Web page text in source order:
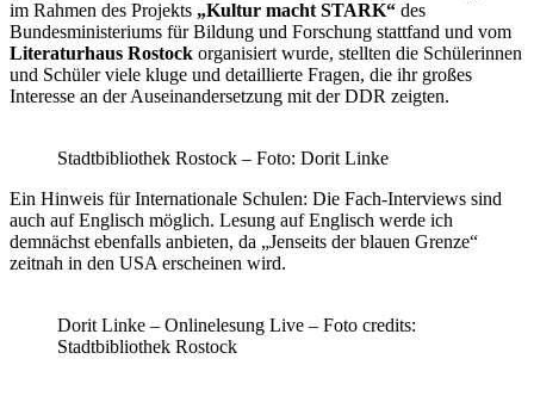
im Rahmen des Projekts „Kultur macht STARK“ des
Bundesministeriums für Bildung und Forschung stattfand und vom
Literaturhaus Rostock organisiert wurde, stellten die Schülerinnen
und Schüler viele kluge und detaillierte Fragen, die ihr großes
Interesse an der Auseinandersetzung mit der DDR zeigten.
Stadtbibliothek Rostock – Foto: Dorit Linke
Ein Hinweis für Internationale Schulen: Die Fach-Interviews sind
auch auf Englisch möglich. Lesung auf Englisch werde ich
demnächst ebenfalls anbieten, da „Jenseits der blauen Grenze“
zeitnah in den USA erscheinen wird.
Dorit Linke – Onlinelesung Live – Foto credits:
Stadtbibliothek Rostock